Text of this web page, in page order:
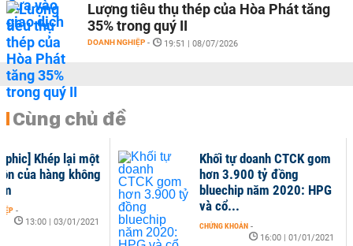
Lượng tiêu thụ thép của Hòa Phát tăng
35% trong quý II
DOANH NGHIỆP - 19:51 | 08/07/2026
Cùng chủ đề
Khép lại một
của hàng không
-
13:00 | 03/01/2021
Khối tự doanh CTCK gom
hơn 3.900 tỷ đồng
bluechip năm 2020: HPG
và cổ...
CHỨNG KHOÁN -
16:00 | 01/01/2021